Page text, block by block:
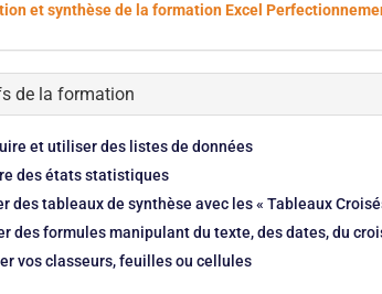
et synthèse de la formation Excel
de la formation
et utiliser des listes de données
des états statistiques
des tableaux de synthèse avec les « Tableaux
des formules manipulant du texte, des dates, du
vos classeurs, feuilles ou cellules